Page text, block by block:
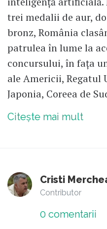
trei medalii de aur,
bronz, România
patrulea în lume la
concursului, în fața
ale Americii, Regatul
Japonia, Coreea de
Citește mai mult
Cristi
Contributor
0 comentarii